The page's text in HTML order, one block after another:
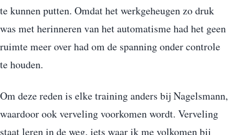
te kunnen putten. Omdat het werkgeheugen zo druk
was met herinneren van het automatisme had het geen
ruimte meer over had om de spanning onder controle
te houden.
Om deze reden is elke training anders bij Nagelsmann,
waardoor ook verveling voorkomen wordt. Verveling
staat leren in de weg, iets waar ik me volkomen bij